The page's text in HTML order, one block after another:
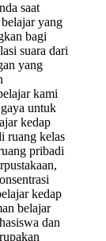
saat
yang
bagi
suara dari
yang
kami
untuk
kedap
ruang kelas
pribadi
kedap
belajar
dan